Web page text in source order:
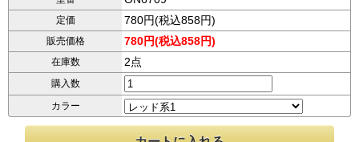
定価 780円(税込858円)
販売価格 780円(税込858円)
在庫数 2点
購入数
カラー